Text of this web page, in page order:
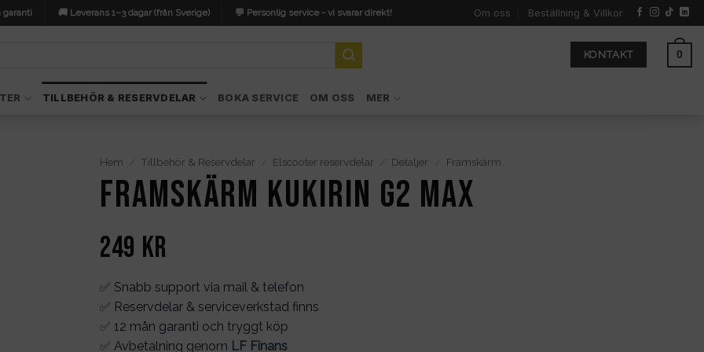
garanti 🚚 Leverans 1–3 dagar (från Sverige) 💬 Personlig service - vi svarar direkt! Om oss Beställning & Villkor
KONTAKT 0
TILLBEHÖR & RESERVDELAR BOKA SERVICE OM OSS MER
Hem Tillbehör & Reservdelar Elscooter reservdelar Detaljer Framskärm
Framskärm Kukirin G2 Max
249 kr
✅ Snabb support via mail & telefon
✅ Reservdelar & serviceverkstad finns
✅ 12 mån garanti och tryggt köp
✅ Avbetalning genom LF Finans